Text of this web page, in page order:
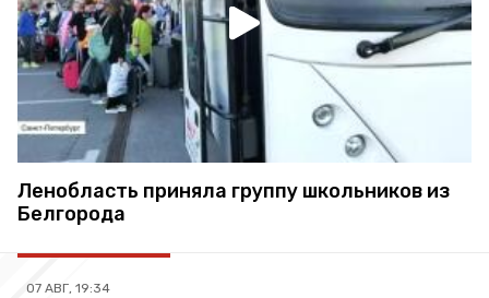
Ленобласть приняла группу школьников из
Белгорода
07 АВГ, 19:34